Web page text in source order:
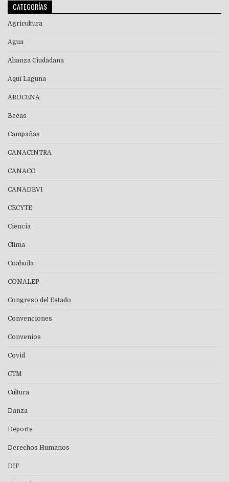
CATEGORÍAS
Agricultura
Agua
Alianza Ciudadana
Aquí Laguna
AROCENA
Becas
Campañas
CANACINTRA
CANACO
CANADEVI
CECYTE
Ciencia
Clima
Coahuila
CONALEP
Congreso del Estado
Convenciones
Convenios
Covid
CTM
Cultura
Danza
Deporte
Derechos Humanos
DIF